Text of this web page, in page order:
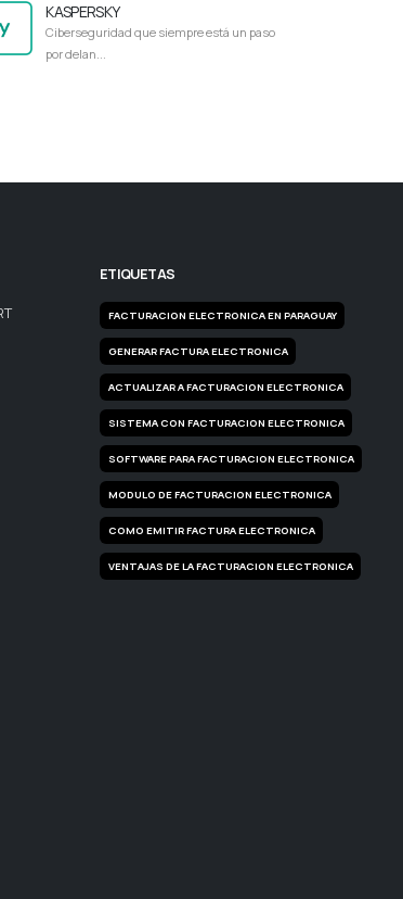
KASPERSKY
Ciberseguridad que siempre está un paso
por delan...
ETIQUETAS
FACTURACION ELECTRONICA EN PARAGUAY
GENERAR FACTURA ELECTRONICA
ACTUALIZAR A FACTURACION ELECTRONICA
SISTEMA CON FACTURACION ELECTRONICA
SOFTWARE PARA FACTURACION ELECTRONICA
MODULO DE FACTURACION ELECTRONICA
COMO EMITIR FACTURA ELECTRONICA
VENTAJAS DE LA FACTURACION ELECTRONICA